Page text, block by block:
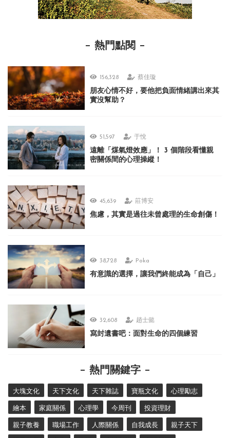
熱門點閱
156,328 蔡佳璇
朋友心情不好，要他把負面情緒講出來其
實沒幫助？
51,597 于悅
遠離「煤氣燈效應」！ 3 個階段看懂親
密關係間的心理操縱！
45,639 莊博安
焦慮，其實是過往未曾處理的生命創傷！
38,728 Poka
有意識的選擇，讓我們終能成為「自己」
32,608 趙士懿
寫封遺書吧：面對生命的四個練習
熱門關鍵字
大塊文化 天下文化 天下雜誌 寶瓶文化 心理勵志
繪本 家庭關係 心理學 今周刊 投資理財
親子教養 職場工作 人際關係 自我成長 親子天下